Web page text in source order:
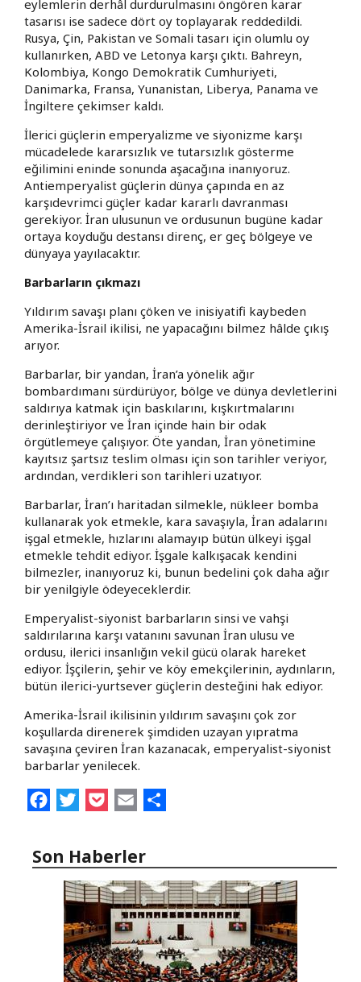
eylemlerin derhâl durdurulmasını öngören karar
tasarısı ise sadece dört oy toplayarak reddedildi.
Rusya, Çin, Pakistan ve Somali tasarı için olumlu oy
kullanırken, ABD ve Letonya karşı çıktı. Bahreyn,
Kolombiya, Kongo Demokratik Cumhuriyeti,
Danimarka, Fransa, Yunanistan, Liberya, Panama ve
İngiltere çekimser kaldı.
İlerici güçlerin emperyalizme ve siyonizme karşı
mücadelede kararsızlık ve tutarsızlık gösterme
eğilimini eninde sonunda aşacağına inanıyoruz.
Antiemperyalist güçlerin dünya çapında en az
karşıdevrimci güçler kadar kararlı davranması
gerekiyor. İran ulusunun ve ordusunun bugüne kadar
ortaya koyduğu destansı direnç, er geç bölgeye ve
dünyaya yayılacaktır.
Barbarların çıkmazı
Yıldırım savaşı planı çöken ve inisiyatifi kaybeden
Amerika-İsrail ikilisi, ne yapacağını bilmez hâlde çıkış
arıyor.
Barbarlar, bir yandan, İran’a yönelik ağır
bombardımanı sürdürüyor, bölge ve dünya devletlerini
saldırıya katmak için baskılarını, kışkırtmalarını
derinleştiriyor ve İran içinde hain bir odak
örgütlemeye çalışıyor. Öte yandan, İran yönetimine
kayıtsız şartsız teslim olması için son tarihler veriyor,
ardından, verdikleri son tarihleri uzatıyor.
Barbarlar, İran’ı haritadan silmekle, nükleer bomba
kullanarak yok etmekle, kara savaşıyla, İran adalarını
işgal etmekle, hızlarını alamayıp bütün ülkeyi işgal
etmekle tehdit ediyor. İşgale kalkışacak kendini
bilmezler, inanıyoruz ki, bunun bedelini çok daha ağır
bir yenilgiyle ödeyeceklerdir.
Emperyalist-siyonist barbarların sinsi ve vahşi
saldırılarına karşı vatanını savunan İran ulusu ve
ordusu, ilerici insanlığın vekil gücü olarak hareket
ediyor. İşçilerin, şehir ve köy emekçilerinin, aydınların,
bütün ilerici-yurtsever güçlerin desteğini hak ediyor.
Amerika-İsrail ikilisinin yıldırım savaşını çok zor
koşullarda direnerek şimdiden uzayan yıpratma
savaşına çeviren İran kazanacak, emperyalist-siyonist
barbarlar yenilecek.
FacebookTwitterPocketEmail
Son Haberler